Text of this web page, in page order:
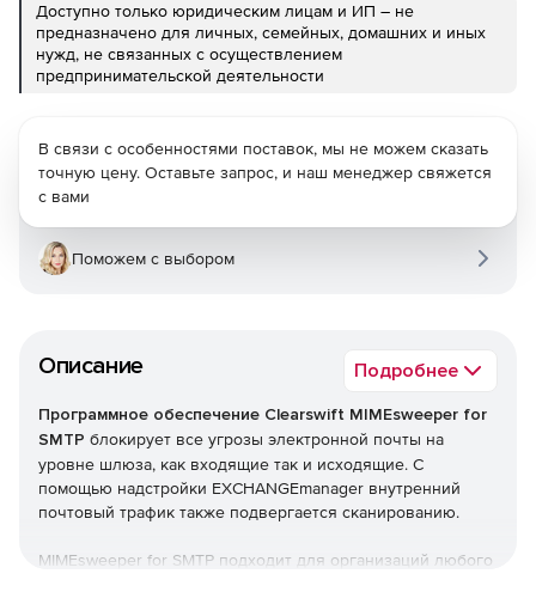
Доступно только юридическим лицам и ИП – не
предназначено для личных, семейных, домашних и иных
нужд, не связанных с осуществлением
предпринимательской деятельности
Описание Подробнее
Программное обеспечение Clearswift MIMEsweeper for
SMTP блокирует все угрозы электронной почты на
уровне шлюза, как входящие так и исходящие. С
помощью надстройки EXCHANGEmanager внутренний
почтовый трафик также подвергается сканированию.
MIMEsweeper for SMTP подходит для организаций любого
В связи с особенностями поставок, мы не можем сказать
точную цену. Оставьте запрос, и наш менеджер свяжется
с вами
Поможем с выбором